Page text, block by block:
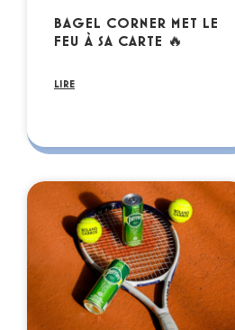
BAGEL CORNER MET LE
FEU À SA CARTE 🔥
LIRE